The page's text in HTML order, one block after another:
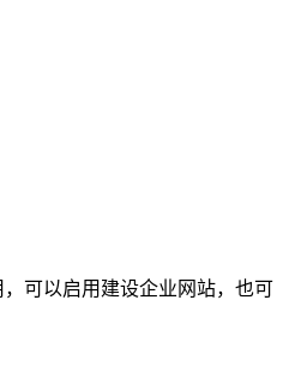
可以启用建设企业网站，也可